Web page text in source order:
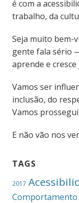
é com a
trabalho, da
Seja muito bem-
gente fala sério
aprende e
Vamos ser
inclusão, do
Vamos
E não vão nos
TAGS
2017